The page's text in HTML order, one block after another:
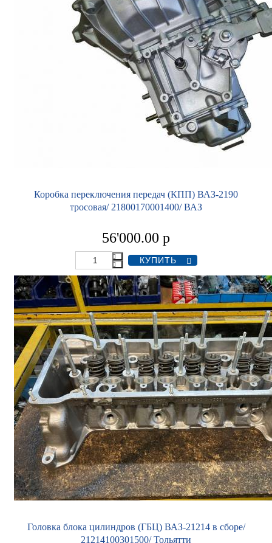
Коробка переключения передач (КПП) ВАЗ-2190
тросовая/ 21800170001400/ ВАЗ
56'000.00 р
Головка блока цилиндров (ГБЦ) ВАЗ-21214 в сборе/
21214100301500/ Тольятти